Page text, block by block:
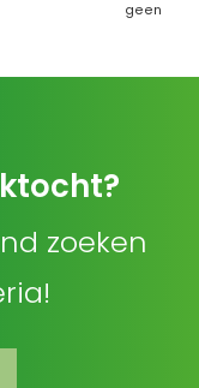
geen
zoeken